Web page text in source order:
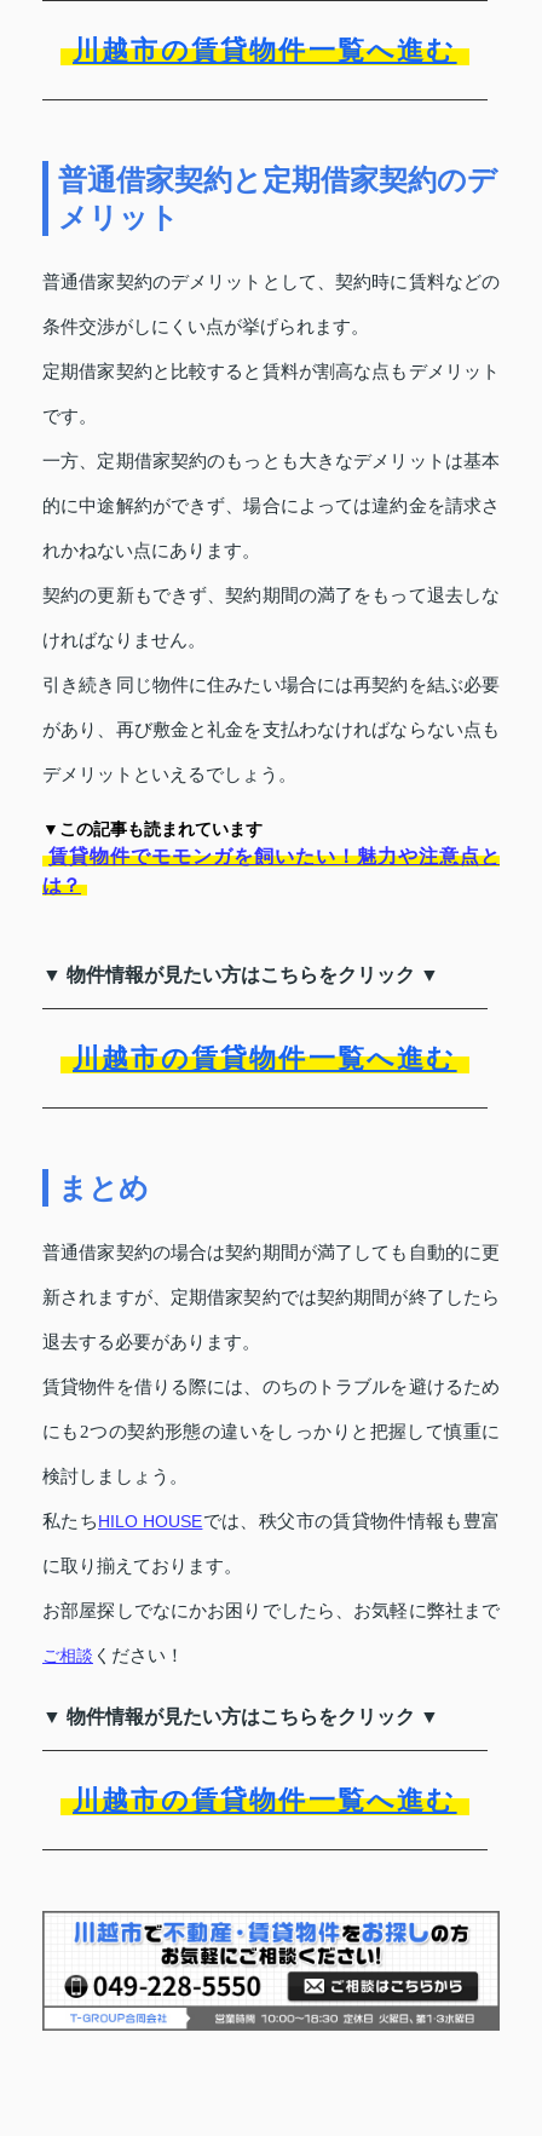
川越市の賃貸物件一覧へ進む
普通借家契約と定期借家契約のデ
メリット
普通借家契約のデメリットとして、契約時に賃料などの
条件交渉がしにくい点が挙げられます。
定期借家契約と比較すると賃料が割高な点もデメリット
です。
一方、定期借家契約のもっとも大きなデメリットは基本
的に中途解約ができず、場合によっては違約金を請求さ
れかねない点にあります。
契約の更新もできず、契約期間の満了をもって退去しな
ければなりません。
引き続き同じ物件に住みたい場合には再契約を結ぶ必要
があり、再び敷金と礼金を支払わなければならない点も
デメリットといえるでしょう。
▼この記事も読まれています
賃貸物件でモモンガを飼いたい！魅力や注意点と
は？
▼ 物件情報が見たい方はこちらをクリック ▼
川越市の賃貸物件一覧へ進む
まとめ
普通借家契約の場合は契約期間が満了しても自動的に更
新されますが、定期借家契約では契約期間が終了したら
退去する必要があります。
賃貸物件を借りる際には、のちのトラブルを避けるため
にも2つの契約形態の違いをしっかりと把握して慎重に
検討しましょう。
私たちHILO HOUSEでは、秩父市の賃貸物件情報も豊富
に取り揃えております。
お部屋探しでなにかお困りでしたら、お気軽に弊社まで
ご相談 ください！
▼ 物件情報が見たい方はこちらをクリック ▼
川越市の賃貸物件一覧へ進む